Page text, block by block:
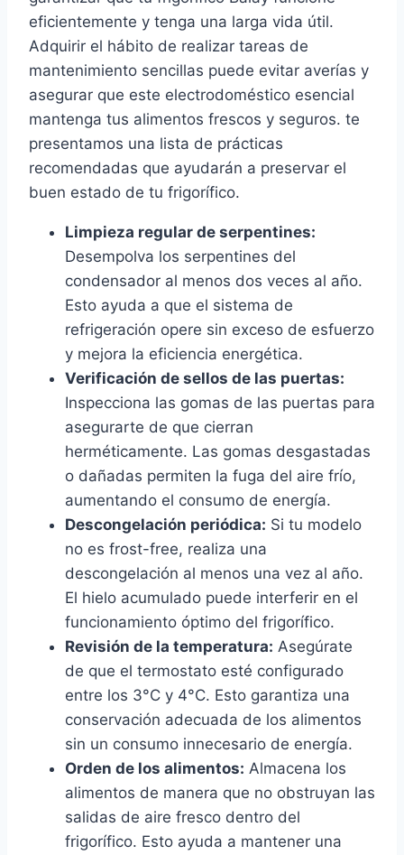
eficientemente y tenga una larga vida útil.
Adquirir el hábito de realizar tareas de
mantenimiento sencillas puede evitar averías y
asegurar que este electrodoméstico esencial
mantenga tus alimentos frescos y seguros. te
presentamos una lista de prácticas
recomendadas que ayudarán a preservar el
buen estado de tu frigorífico.
Limpieza regular de serpentines:
Desempolva los serpentines del
condensador al menos dos veces al año.
Esto ayuda a que el sistema de
refrigeración opere sin exceso de esfuerzo
y mejora la eficiencia energética.
Verificación de sellos de las puertas:
Inspecciona las gomas de las puertas para
asegurarte de que cierran
herméticamente. Las gomas desgastadas
o dañadas permiten la fuga del aire frío,
aumentando el consumo de energía.
Descongelación periódica: Si tu modelo
no es frost-free, realiza una
descongelación al menos una vez al año.
El hielo acumulado puede interferir en el
funcionamiento óptimo del frigorífico.
Revisión de la temperatura: Asegúrate
de que el termostato esté configurado
entre los 3°C y 4°C. Esto garantiza una
conservación adecuada de los alimentos
sin un consumo innecesario de energía.
Orden de los alimentos: Almacena los
alimentos de manera que no obstruyan las
salidas de aire fresco dentro del
frigorífico. Esto ayuda a mantener una